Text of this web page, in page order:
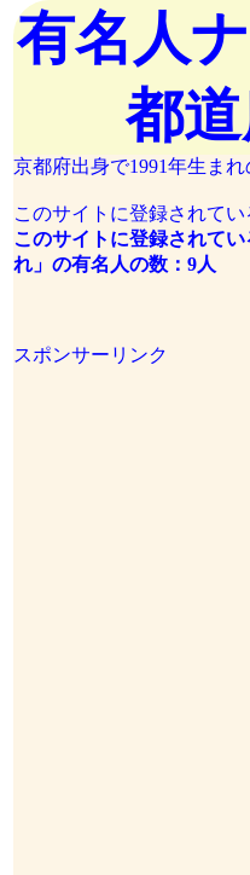
有名人
都
京都府出身で1991年生まれ
このサイトに登録されてい
このサイトに登録されて
れ」の有名人の数：9人
スポンサーリンク